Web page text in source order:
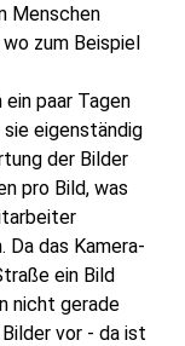
Menschen
zum Beispiel
paar Tagen
eigenständig
der Bilder
pro Bild, was
Da das Kamera-
ein Bild
nicht gerade
vor - da ist